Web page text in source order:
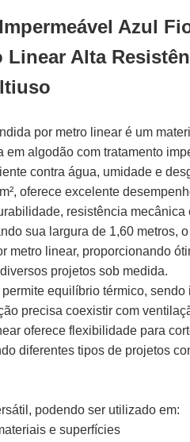
Azul
Linear Alta
por metro linear é um
em algodão com tratamento
contra água, umidade e
oferece excelente
resistência mecânica
sua largura de 1,60 metros,
metro linear, proporcionando
projetos sob medida.
equilíbrio térmico, sendo
precisa coexistir com
oferece flexibilidade para
diferentes tipos de projetos
podendo ser utilizado em:
e superfícies